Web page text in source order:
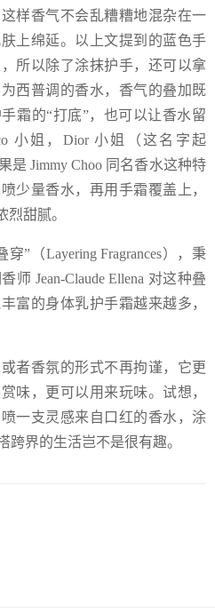
样香气不会乱糟糟地混杂在一
上绵延。以上文提到的蓝色手
所以除了涂抹护手，还可以拿
西普调的香水，香气的叠加既
霜的“打底”，也可以让香水留
小姐，Dior 小姐（这名字起
Jimmy Choo 同名香水这种特
少量香水，再用手霜覆盖上，
烈甜腻。
”（Layering Fragrances），秉
师 Jean-Claude Ellena 对这种叠
富的身体乳护手霜越来越多，
者香氛的形式不再拘谨，它更
味，更可以用来玩味。试想，
一支灵感来自口红的香水，涂
跨界的生活岂不是很有趣。